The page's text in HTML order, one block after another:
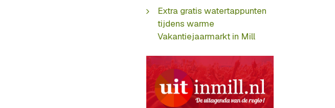
Extra gratis watertappunten
tijdens warme
Vakantiejaarmarkt in Mill